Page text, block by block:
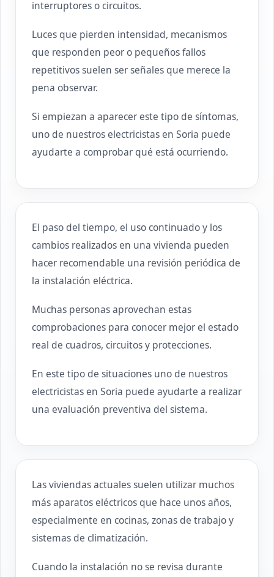
interruptores o circuitos.
Luces que pierden intensidad, mecanismos
que responden peor o pequeños fallos
repetitivos suelen ser señales que merece la
pena observar.
Si empiezan a aparecer este tipo de síntomas,
uno de nuestros electricistas en Soria puede
ayudarte a comprobar qué está ocurriendo.
El paso del tiempo, el uso continuado y los
cambios realizados en una vivienda pueden
hacer recomendable una revisión periódica de
la instalación eléctrica.
Muchas personas aprovechan estas
comprobaciones para conocer mejor el estado
real de cuadros, circuitos y protecciones.
En este tipo de situaciones uno de nuestros
electricistas en Soria puede ayudarte a realizar
una evaluación preventiva del sistema.
Las viviendas actuales suelen utilizar muchos
más aparatos eléctricos que hace unos años,
especialmente en cocinas, zonas de trabajo y
sistemas de climatización.
Cuando la instalación no se revisa durante